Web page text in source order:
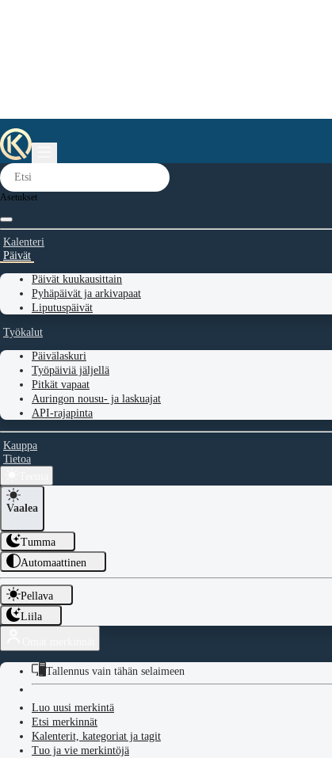
Asetukset
Kalenteri
Päivät
Päivät kuukausittain
Pyhäpäivät ja arkivapaat
Liputuspäivät
Työkalut
Päivälaskuri
Työpäiviä jäljellä
Pitkät vapaat
Auringon nousu- ja laskuajat
API-rajapinta
Kauppa
Tietoa
Vaalea
Tumma
Automaattinen
Pellava
Liila
Tallennus vain tähän selaimeen
Luo uusi merkintä
Etsi merkinnät
Kalenterit, kategoriat ja tagit
Tuo ja vie merkintöjä